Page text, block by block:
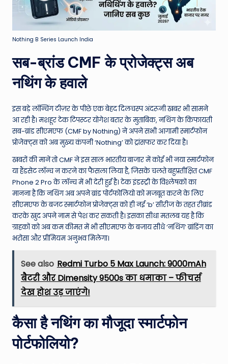
Nothing B Series Launch India
सब-ब्रांड CMF के प्रोजेक्ट्स अब
नथिंग के हवाले
इस बड़े लॉन्चिंग टीज़र के पीछे एक बेहद दिलचस्प अंदरूनी खबर भी सामने
आ रही है। मशहूर टेक टिपस्टर योगेश बरार के मुताबिक, नथिंग के किफायती
सब-ब्रांड सीएमएफ (CMF by Nothing) ने अपने सभी आगामी स्मार्टफोन
प्रोजेक्ट्स को अब मुख्य कंपनी ‘Nothing’ को ट्रांसफर कर दिया है।
खबरों की मानें तो CMF ने इस साल भारतीय बाजार में कोई भी नया स्मार्टफोन
या हैंडसेट लॉन्च न करने का फैसला लिया है, जिसके चलते बहुप्रतीक्षित CMF
Phone 2 Pro के लॉन्च में भी देरी हुई है। टेक इंडस्ट्री के विश्लेषकों का
मानना है कि नथिंग अब अपने ब्रांड पोर्टफोलियो को मजबूत करने के लिए
सीएमएफ के बजट स्मार्टफोन प्रोजेक्ट्स को ही नई ‘b’ सीरीज के तहत रीब्रांड
करके खुद अपने नाम से पेश कर सकती है। इसका सीधा मतलब यह है कि
ग्राहकों को अब कम कीमत में भी सीएमएफ के बजाय सीधे ‘नथिंग’ ब्रांडिंग का
भरोसा और प्रीमियम अनुभव मिलेगा।
See also Redmi Turbo 5 Max Launch: 9000mAh
बैटरी और Dimensity 9500s का धमाका – फीचर्स
देख होश उड़ जाएंगे!
कैसा है नथिंग का मौजूदा स्मार्टफोन
पोर्टफोलियो?